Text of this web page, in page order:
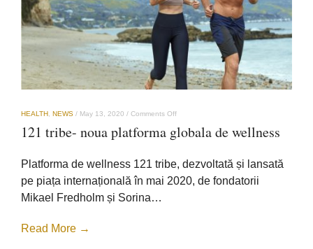
HEALTH NEWS / May 13, 2020 / Comments Offon
tribe-
globala
de
wellness
121 tribe- noua platforma globala de wellness
Platforma de wellness 121 tribe, dezvoltată și lansată
pe piața internațională în mai 2020, de fondatorii
Mikael Fredholm și Sorina…
Read More →